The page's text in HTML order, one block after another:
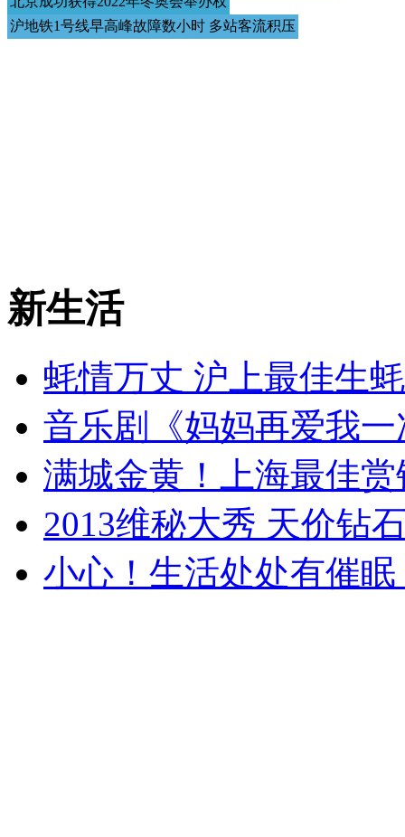
沪地铁1号线早高峰故障数小时 多站客流积压
新生活
蚝情万丈 沪上最佳生
音乐剧《妈妈再爱我一
满城金黄！上海最佳
2013维秘大秀 天价钻
小心！生活处处有催眠